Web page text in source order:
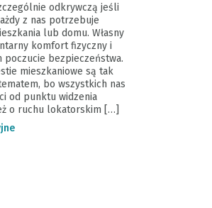
odkrywczą jeśli
z nas potrzebuje
lub domu. Własny
komfort fizyczny i
poczucie bezpieczeństwa.
mieszkaniowe są tak
bo wszystkich nas
od punktu widzenia
o ruchu lokatorskim […]